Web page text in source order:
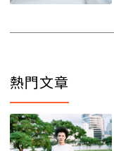
熱門文章